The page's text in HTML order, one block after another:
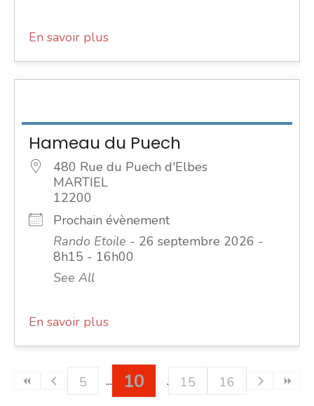
En savoir plus
Hameau du Puech
480 Rue du Puech d'Elbes
MARTIEL
12200
Prochain évènement
Rando Etoile - 26 septembre 2026 -
8h15 - 16h00
See All
En savoir plus
5 10 15 16